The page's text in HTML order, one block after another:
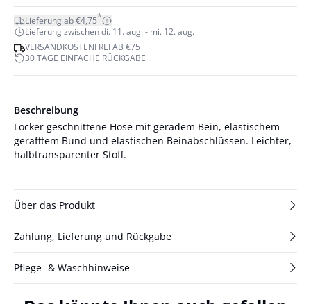
Lieferung ab €4,75*
Lieferung zwischen di. 11. aug. - mi. 12. aug.
VERSANDKOSTENFREI AB €75
30 TAGE EINFACHE RÜCKGABE
Beschreibung
Locker geschnittene Hose mit geradem Bein, elastischem
gerafftem Bund und elastischen Beinabschlüssen. Leichter,
halbtransparenter Stoff.
Über das Produkt
Zahlung, Lieferung und Rückgabe
Pflege- & Waschhinweise